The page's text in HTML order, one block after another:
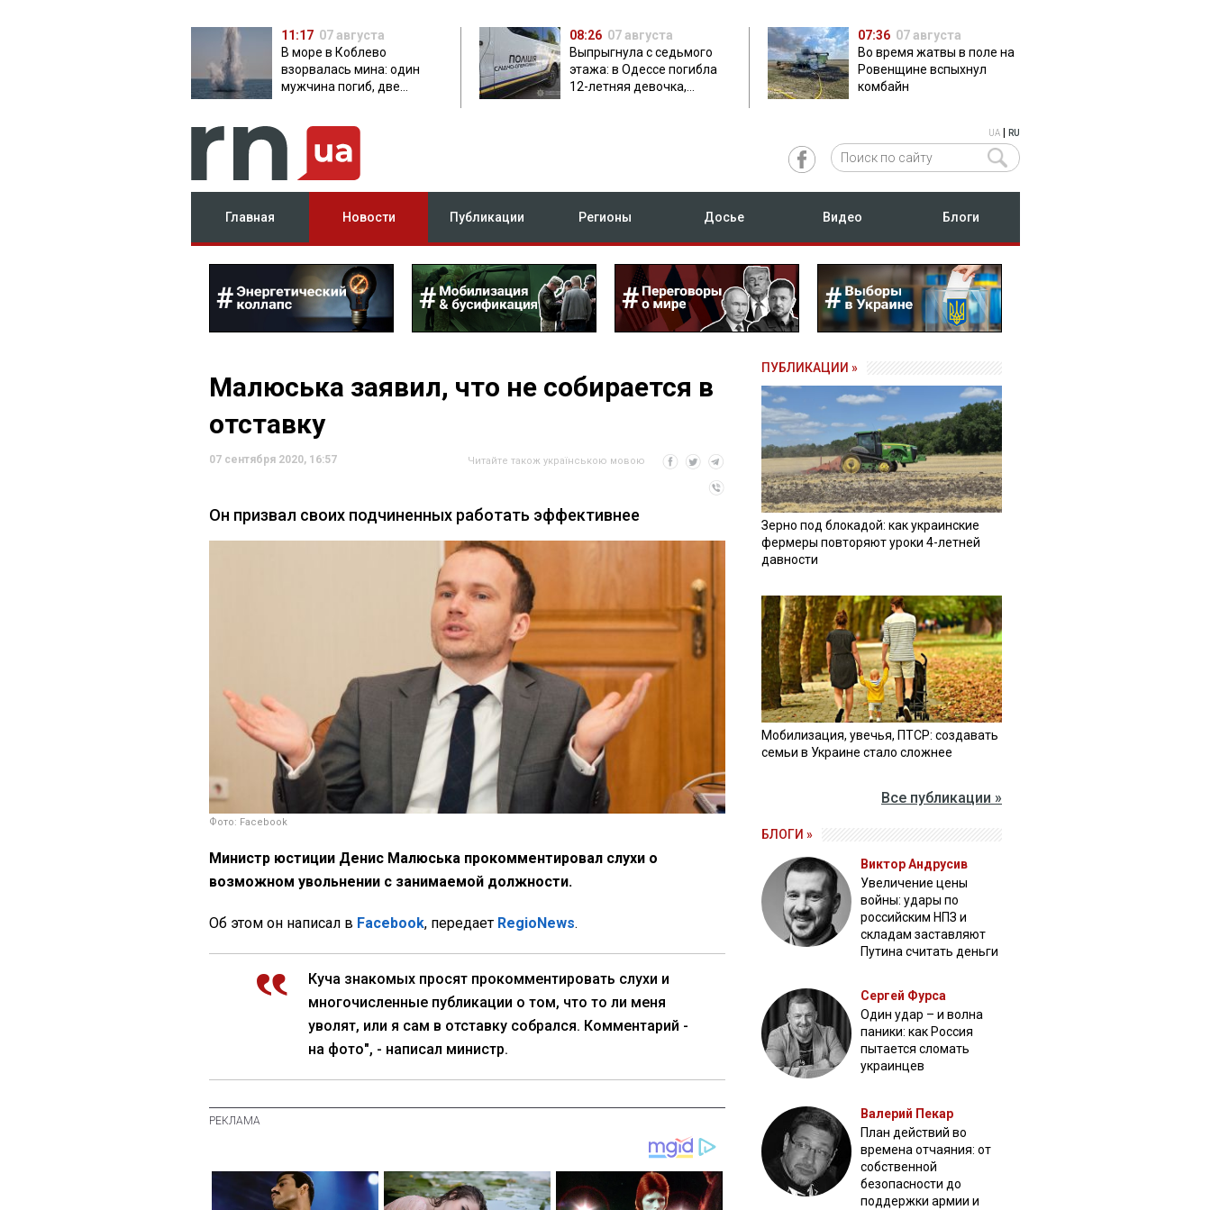
11:17 07 августа
В море в Коблево
взорвалась мина: один
мужчина погиб, две
08:26 07 августа
Выпрыгнула с седьмого
этажа: в Одессе погибла
12-летняя девочка,
07:36 07 августа
Во время жатвы в поле на
Ровенщине вспыхнул
комбайн
UA RU
Главная Новости Публикации Регионы Досье Видео Блоги
Малюська заявил, что не собирается в
отставку
07 сентября 2020, 16:57 Читайте також українською мовою
Он призвал своих подчиненных работать эффективнее
Фото: Facebook
Министр юстиции Денис Малюська прокомментировал слухи о
возможном увольнении с занимаемой должности.
Об этом он написал в Facebook, передает RegioNews.
Куча знакомых просят прокомментировать слухи и
многочисленные публикации о том, что то ли меня
уволят, или я сам в отставку собрался. Комментарий -
на фото", - написал министр.
ПУБЛИКАЦИИ »
Зерно под блокадой: как украинские
фермеры повторяют уроки 4-летней
давности
Мобилизация, увечья, ПТСР: создавать
семьи в Украине стало сложнее
Все публикации »
БЛОГИ »
Виктор Андрусив
Увеличение цены
войны: удары по
российским НПЗ и
складам заставляют
Путина считать деньги
Сергей Фурса
Один удар – и волна
паники: как Россия
пытается сломать
украинцев
Валерий Пекар
План действий во
времена отчаяния: от
собственной
безопасности до
поддержки армии и